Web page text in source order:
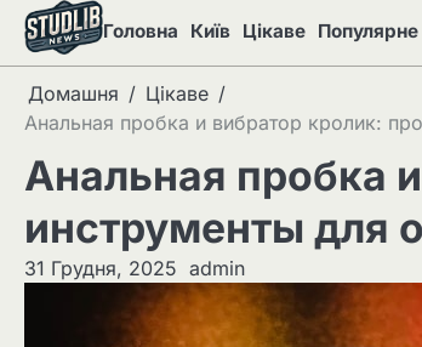
Перейти
вмісту
Головна Київ Цікаве Популярне
Домашня
Цікаве
Анальная пробка и вибратор кролик:
Анальная пробка
инструменты для
31 Грудня, 2025 admin